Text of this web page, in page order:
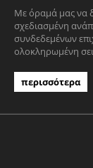
Με όραμά μας να
σχεδιασμένη
συνδεδεμένων
ολοκληρωμένη
περισσότερα